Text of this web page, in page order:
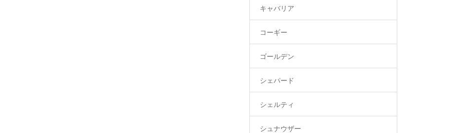
キャバリア
コーギー
ゴールデン
シェパード
シェルティ
シュナウザー